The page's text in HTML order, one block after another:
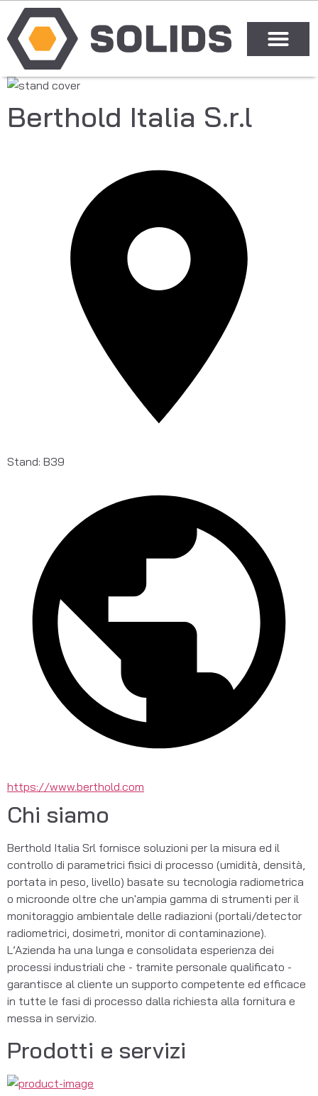
Berthold Italia S.r.l
Stand: B39
https://www.berthold.com
Chi siamo
Berthold Italia Srl fornisce soluzioni per la misura ed il
controllo di parametrici fisici di processo (umidità, densità,
portata in peso, livello) basate su tecnologia radiometrica
o microonde oltre che un'ampia gamma di strumenti per il
monitoraggio ambientale delle radiazioni (portali/detector
radiometrici, dosimetri, monitor di contaminazione).
L’Azienda ha una lunga e consolidata esperienza dei
processi industriali che - tramite personale qualificato -
garantisce al cliente un supporto competente ed efficace
in tutte le fasi di processo dalla richiesta alla fornitura e
messa in servizio.
Prodotti e servizi